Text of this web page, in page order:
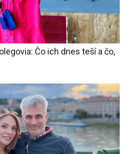
Čo ich dnes teší a čo,